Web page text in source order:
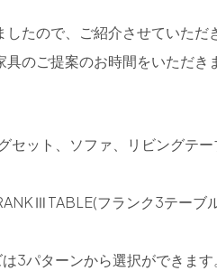
たので、ご紹介させていただ
のご提案のお時間をいただき
セット、ソファ、リビングテ
フランク3テーブ
3パターンから選択ができます